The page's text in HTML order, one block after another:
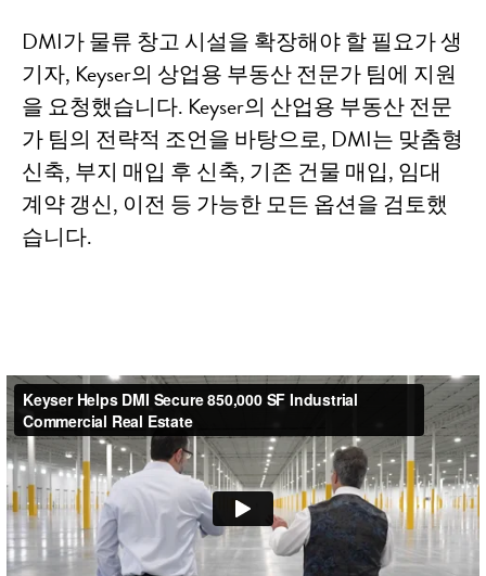
DMI가 물류 창고 시설을 확장해야 할 필요가 생
기자, Keyser의 상업용 부동산 전문가 팀에 지원
을 요청했습니다. Keyser의 산업용 부동산 전문
가 팀의 전략적 조언을 바탕으로, DMI는 맞춤형
신축, 부지 매입 후 신축, 기존 건물 매입, 임대
계약 갱신, 이전 등 가능한 모든 옵션을 검토했
습니다.